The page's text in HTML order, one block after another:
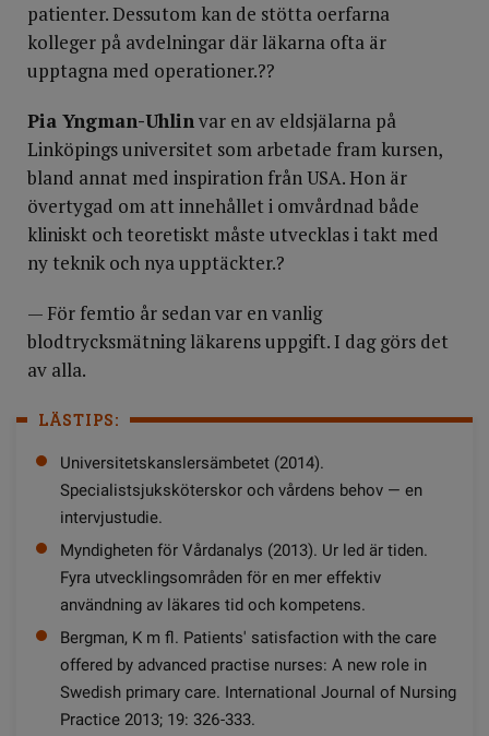
patienter. Dessutom kan de stötta oerfarna
kolleger på avdelningar där läkarna ofta är
upptagna med operationer.??
Pia Yngman-Uhlinvar en av eldsjälarna på
Linköpings universitet som arbetade fram kursen,
bland annat med inspiration från USA. Hon är
övertygad om att innehållet i omvårdnad både
kliniskt och teoretiskt måste utvecklas i takt med
ny teknik och nya upptäckter.?
— För femtio år sedan var en vanlig
blodtrycksmätning läkarens uppgift. I dag görs det
av alla.
LÄSTIPS:
Universitetskanslersämbetet (2014).
Specialistsjuksköterskor och vårdens behov — en
intervjustudie.
Myndigheten för Vårdanalys (2013). Ur led är tiden.
Fyra utvecklingsområden för en mer effektiv
användning av läkares tid och kompetens.
Bergman, K m fl. Patients' satisfaction with the care
offered by advanced practise nurses: A new role in
Swedish primary care. International Journal of Nursing
Practice 2013; 19: 326-333.